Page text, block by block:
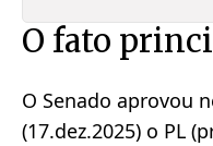
O fato
O Senado aprovou
(17.dez.2025) o PL